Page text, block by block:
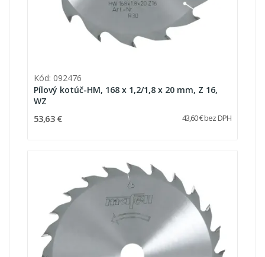
Kód: 092476
Pílový kotúč-HM, 168 x 1,2/1,8 x 20 mm, Z 16,
WZ
53,63 € 43,60 € bez DPH